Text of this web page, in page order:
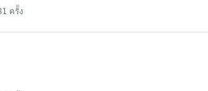
ครั้ง